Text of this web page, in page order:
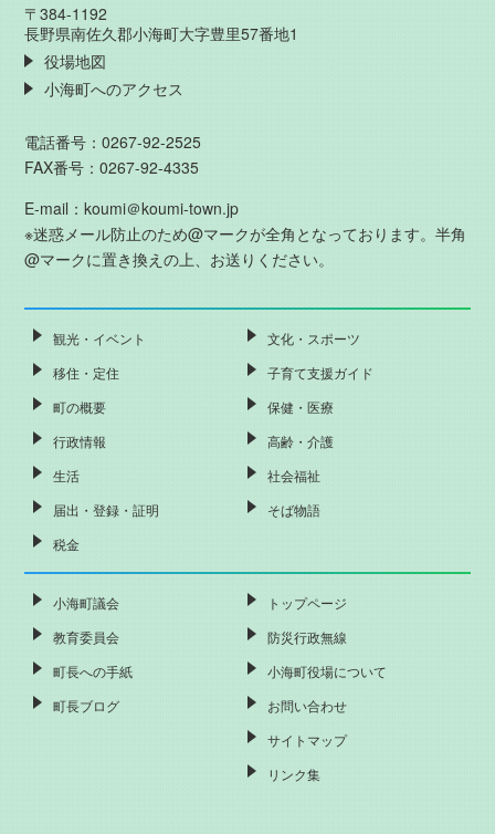
〒384-1192
長野県南佐久郡小海町大字豊里57番地1
役場地図
小海町へのアクセス
電話番号：0267-92-2525
FAX番号：0267-92-4335
E-mail：koumi＠koumi-town.jp
※迷惑メール防止のため@マークが全角となっております。半角
@マークに置き換えの上、お送りください。
観光・イベント
移住・定住
町の概要
行政情報
生活
届出・登録・証明
税金
文化・スポーツ
子育て支援ガイド
保健・医療
高齢・介護
社会福祉
そば物語
小海町議会
教育委員会
町長への手紙
町長ブログ
トップページ
防災行政無線
小海町役場について
お問い合わせ
サイトマップ
リンク集